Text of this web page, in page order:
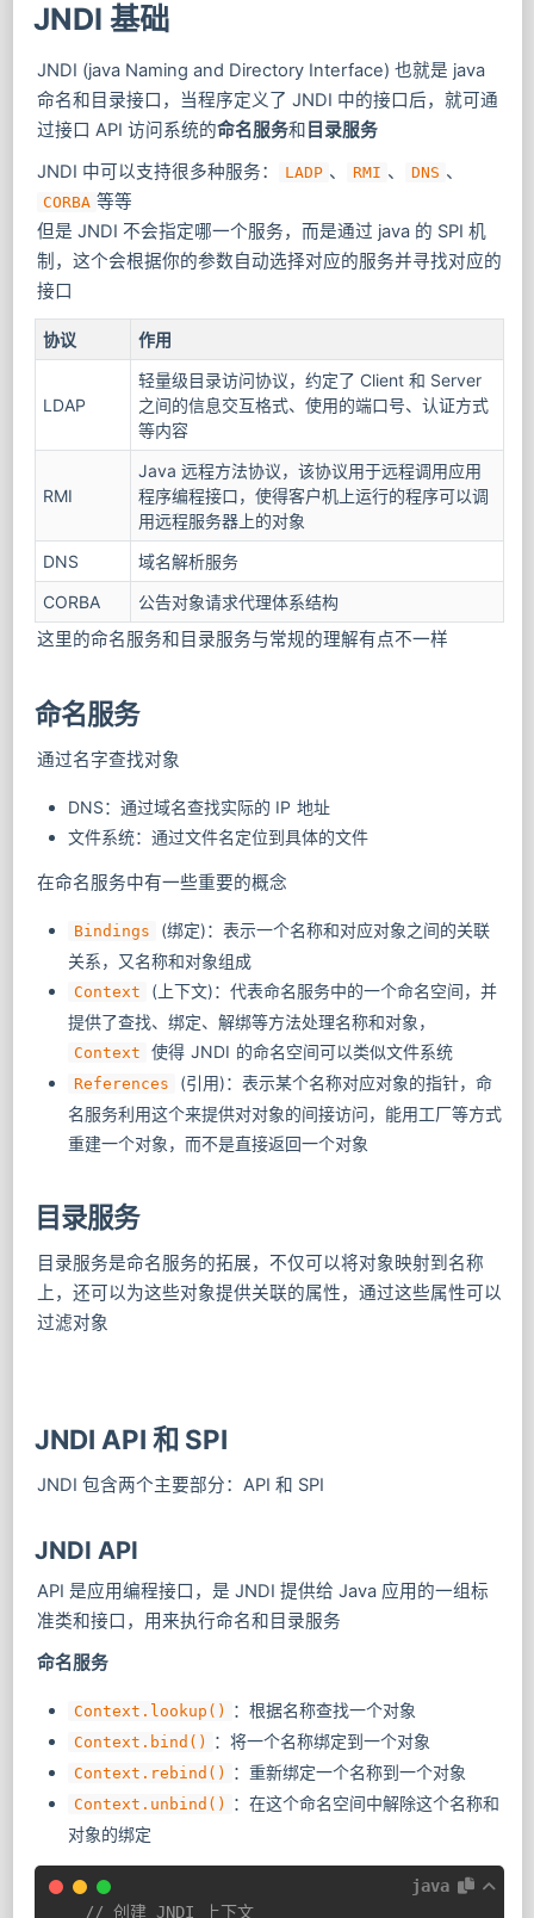
JNDI 基础
JNDI (java Naming and Directory Interface) 也就是 java
命名和目录接口，当程序定义了 JNDI 中的接口后，就可通
过接口 API 访问系统的命名服务和 目录服务
JNDI 中可以支持很多种服务：
LADP ​、 RMI ​、 DNS ​、
CORBA 等等
但是 JNDI 不会指定哪一个服务，而是通过 java 的 SPI 机
制，这个会根据你的参数自动选择对应的服务并寻找对应的
接口
协议 作用
LDAP
轻量级目录访问协议，约定了 Client 和 Server
之间的信息交互格式、使用的端口号、认证方式
等内容
RMI
Java 远程方法协议，该协议用于远程调用应用
程序编程接口，使得客户机上运行的程序可以调
用远程服务器上的对象
DNS
域名解析服务
CORBA
公告对象请求代理体系结构
这里的命名服务和目录服务与常规的理解有点不一样
命名服务
通过名字查找对象
DNS：通过域名查找实际的 IP 地址
文件系统：通过文件名定位到具体的文件
在命名服务中有一些重要的概念
Bindings
(绑定)：表示一个名称和对应对象之间的关联
关系，又名称和对象组成
Context
​ (上下文)：代表命名服务中的一个命名空间，并
提供了查找、绑定、解绑等方法处理名称和对象，
Context 使得 JNDI 的命名空间可以类似文件系统
References
(引用)：表示某个名称对应对象的指针，命
名服务利用这个来提供对对象的间接访问，能用工厂等方式
重建一个对象，而不是直接返回一个对象
目录服务
目录服务是命名服务的拓展，不仅可以将对象映射到名称
上，还可以为这些对象提供关联的属性，通过这些属性可以
过滤对象
JNDI API 和 SPI
JNDI 包含两个主要部分：API 和 SPI
JNDI API
API 是应用编程接口，是 JNDI 提供给 Java 应用的一组标
准类和接口，用来执行命名和目录服务
命名服务
Context.lookup() ：根据名称查找一个对象
Context.bind() ：将一个名称绑定到一个对象
Context.rebind() ：重新绑定一个名称到一个对象
Context.unbind()
：在这个命名空间中解除这个名称和
对象的绑定
java
// 创建 JNDI 上下文